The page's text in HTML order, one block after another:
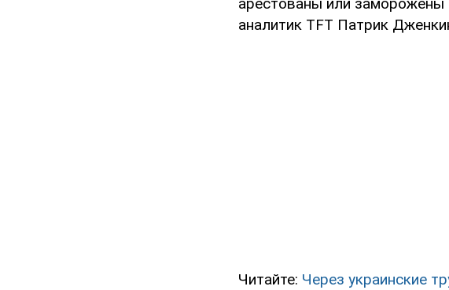
аналитик TFT Патрик
Читайте: Через украинские